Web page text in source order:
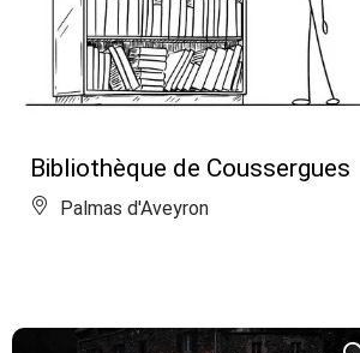
Bibliothèque de Coussergues
Palmas d'Aveyron